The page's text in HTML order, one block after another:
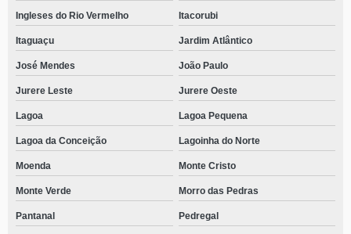
Ingleses do Rio Vermelho Itacorubi
Itaguaçu Jardim Atlântico
José Mendes João Paulo
Jurere Leste Jurere Oeste
Lagoa Lagoa Pequena
Lagoa da Conceição Lagoinha do Norte
Moenda Monte Cristo
Monte Verde Morro das Pedras
Pantanal Pedregal